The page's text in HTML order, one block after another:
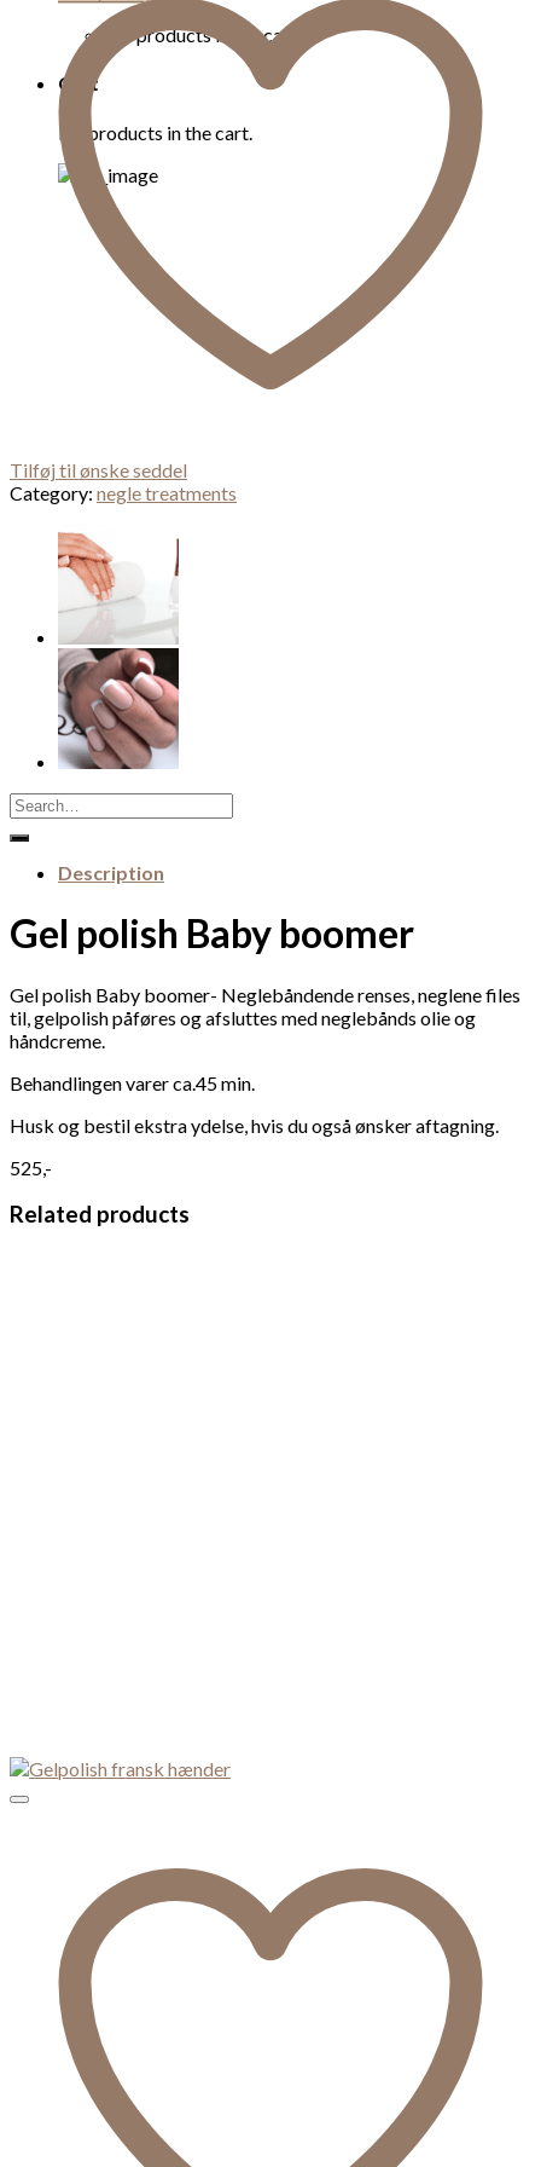
No products in the cart.
Cart
No products in the cart.
Tilføj til ønske seddel
Category: negle treatments
Search
for:
Description
Gel polish Baby boomer
Gel polish Baby boomer- Neglebåndende renses, neglene files
til, gelpolish påføres og afsluttes med neglebånds olie og
håndcreme.
Behandlingen varer ca.45 min.
Husk og bestil ekstra ydelse, hvis du også ønsker aftagning.
525,-
Related products